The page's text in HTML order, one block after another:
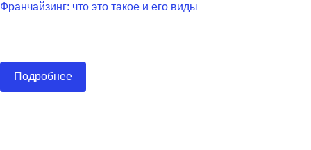
Франчайзинг: что это такое и его виды
Подробнее